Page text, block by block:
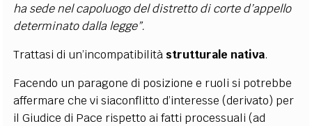
ha sede nel capoluogo del distretto di corte d’appello
determinato dalla legge”.
Trattasi di un’incompatibilità strutturale nativa.
Facendo un paragone di posizione e ruoli si potrebbe
affermare che vi siaconflitto d’interesse (derivato) per
il Giudice di Pace rispetto ai fatti processuali (ad